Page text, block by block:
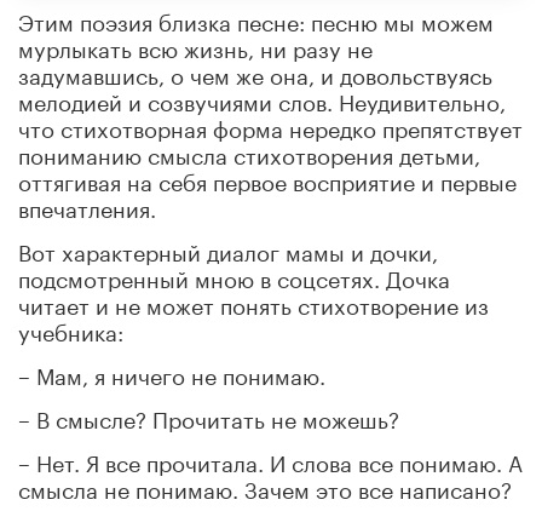
Этим поэзия близка песне: песню мы можем
мурлыкать всю жизнь, ни разу не
задумавшись, о чем же она, и довольствуясь
мелодией и созвучиями слов. Неудивительно,
что стихотворная форма нередко препятствует
пониманию смысла стихотворения детьми,
оттягивая на себя первое восприятие и первые
впечатления.
Вот характерный диалог мамы и дочки,
подсмотренный мною в соцсетях. Дочка
читает и не может понять стихотворение из
учебника:
– Мам, я ничего не понимаю.
– В смысле? Прочитать не можешь?
– Нет. Я все прочитала. И слова все понимаю. А
смысла не понимаю. Зачем это всe написано?